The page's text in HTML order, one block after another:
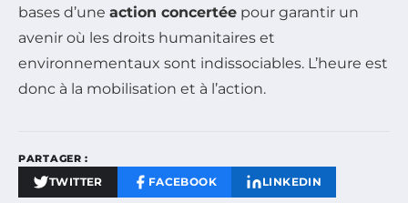
bases d’une action concertée pour garantir un
avenir où les droits humanitaires et
environnementaux sont indissociables. L’heure est
donc à la mobilisation et à l’action.
PARTAGER :
TWITTER FACEBOOK LINKEDIN